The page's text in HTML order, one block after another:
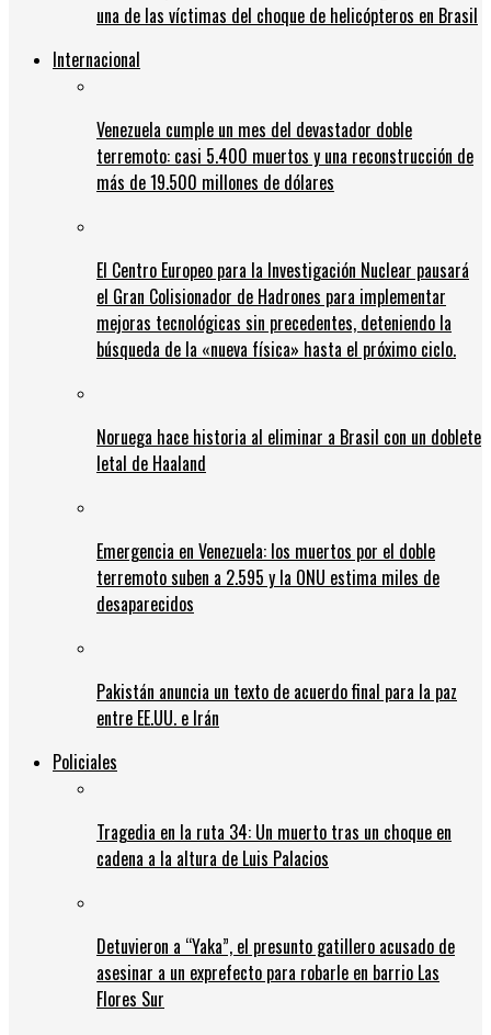
una de las víctimas del choque de helicópteros en Brasil
Internacional
Venezuela cumple un mes del devastador doble
terremoto: casi 5.400 muertos y una reconstrucción de
más de 19.500 millones de dólares
El Centro Europeo para la Investigación Nuclear pausará
el Gran Colisionador de Hadrones para implementar
mejoras tecnológicas sin precedentes, deteniendo la
búsqueda de la «nueva física» hasta el próximo ciclo.
Noruega hace historia al eliminar a Brasil con un doblete
letal de Haaland
Emergencia en Venezuela: los muertos por el doble
terremoto suben a 2.595 y la ONU estima miles de
desaparecidos
Pakistán anuncia un texto de acuerdo final para la paz
entre EE.UU. e Irán
Policiales
Tragedia en la ruta 34: Un muerto tras un choque en
cadena a la altura de Luis Palacios
Detuvieron a “Yaka”, el presunto gatillero acusado de
asesinar a un exprefecto para robarle en barrio Las
Flores Sur